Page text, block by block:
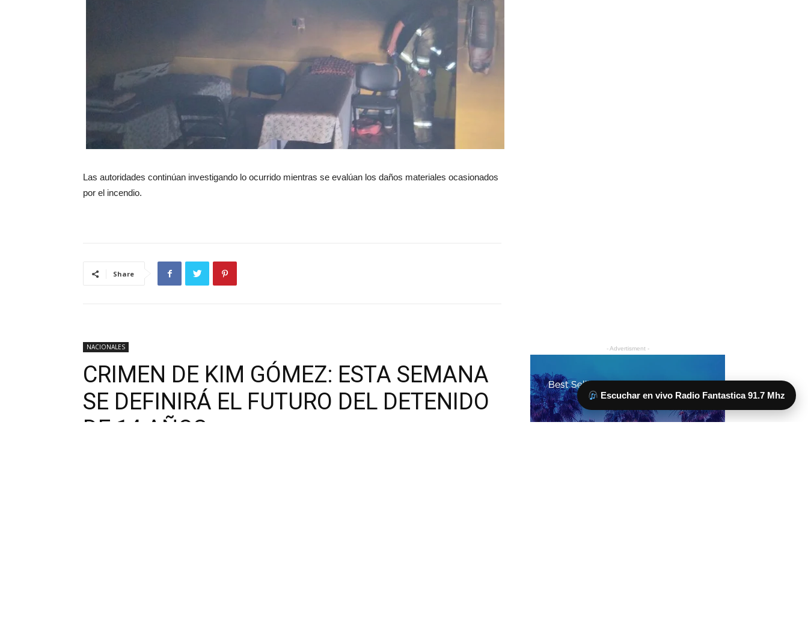
Escuchar en vivo Radio Fantastica 91.7 Mhz
Las autoridades continúan investigando lo ocurrido mientras se evalúan los daños materiales ocasionados
por el incendio.
Share